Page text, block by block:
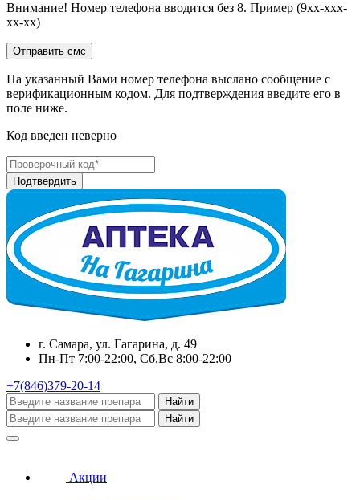
Внимание! Номер телефона вводится без 8. Пример (9хх-ххх-
хх-хх)
На указанный Вами номер телефона выслано сообщение с
верификационным кодом. Для подтверждения введите его в
поле ниже.
Код введен неверно
г. Самара, ул. Гагарина, д. 49
Пн-Пт 7:00-22:00, Сб,Вс 8:00-22:00
+7(846)379-20-14
Найти
Найти
Акции